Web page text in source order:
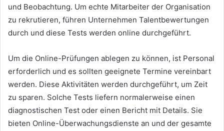
und Beobachtung. Um echte Mitarbeiter der Organisation
zu rekrutieren, führen Unternehmen Talentbewertungen
durch und diese Tests werden online durchgeführt.
Um die Online-Prüfungen ablegen zu können, ist Personal
erforderlich und es sollten geeignete Termine vereinbart
werden. Diese Aktivitäten werden durchgeführt, um Zeit
zu sparen. Solche Tests liefern normalerweise einen
diagnostischen Test oder einen Bericht mit Details. Sie
bieten Online-Überwachungsdienste an und der gesamte